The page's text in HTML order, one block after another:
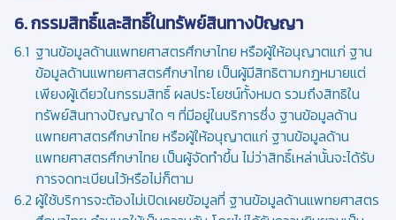
6. กรรมสิทธิ์และสิทธิ์ในทรัพย์สินทางปัญญา
ฐานข้อมูลด้านแพทยศาสตรศึกษาไทย หรือผู้ให้อนุญาตแก่ ฐาน
ข้อมูลด้านแพทยศาสตรศึกษาไทย เป็นผู้มีสิทธิตามกฎหมายแต่
เพียงผู้เดียวในกรรมสิทธิ์ ผลประโยชน์ทั้งหมด รวมถึงสิทธิใน
ทรัพย์สินทางปัญญาใด ๆ ที่มีอยู่ในบริการซึ่ง ฐานข้อมูลด้าน
แพทยศาสตรศึกษาไทย หรือผู้ให้อนุญาตแก่ ฐานข้อมูลด้าน
แพทยศาสตรศึกษาไทย เป็นผู้จัดทำขึ้น ไม่ว่าสิทธิ์เหล่านั้นจะได้รับ
การจดทะเบียนไว้หรือไม่ก็ตาม
ผู้ใช้บริการจะต้องไม่เปิดเผยข้อมูลที่ ฐานข้อมูลด้านแพทยศาสตร